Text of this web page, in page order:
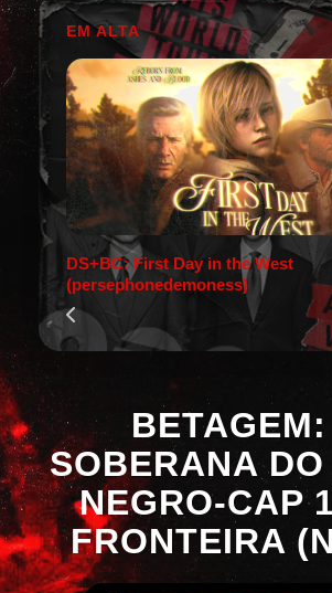
EM ALTA
DS+BC: First Day in the West
(persephonedemoness)
SOBERANA DO
NEGRO-CAP
FRONTEIRA